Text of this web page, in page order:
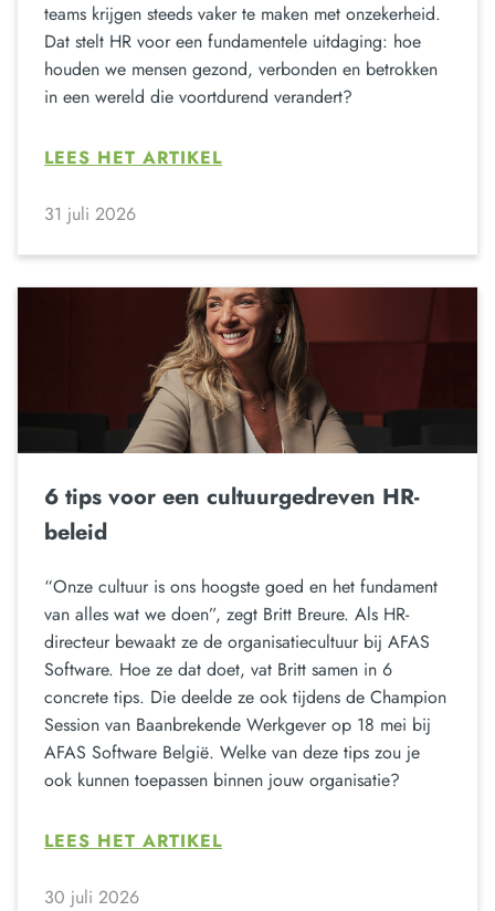
teams krijgen steeds vaker te maken met onzekerheid.
Dat stelt HR voor een fundamentele uitdaging: hoe
houden we mensen gezond, verbonden en betrokken
in een wereld die voortdurend verandert?
LEES HET ARTIKEL
31 juli 2026
6 tips voor een cultuurgedreven HR-
beleid
“Onze cultuur is ons hoogste goed en het fundament
van alles wat we doen”, zegt Britt Breure. Als HR-
directeur bewaakt ze de organisatiecultuur bij AFAS
Software. Hoe ze dat doet, vat Britt samen in 6
concrete tips. Die deelde ze ook tijdens de Champion
Session van Baanbrekende Werkgever op 18 mei bij
AFAS Software België. Welke van deze tips zou je
ook kunnen toepassen binnen jouw organisatie?
LEES HET ARTIKEL
30 juli 2026